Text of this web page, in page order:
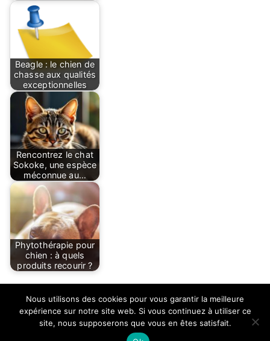
Beagle : le chien de
chasse aux qualités
exceptionnelles
Rencontrez le chat
Sokoke, une espèce
méconnue au…
Phytothérapie pour
chien : à quels
produits recourir ?
Copyright © 2026
Nous utilisons des cookies pour vous garantir la meilleure
expérience sur notre site web. Si vous continuez à utiliser ce
site, nous supposerons que vous en êtes satisfait.